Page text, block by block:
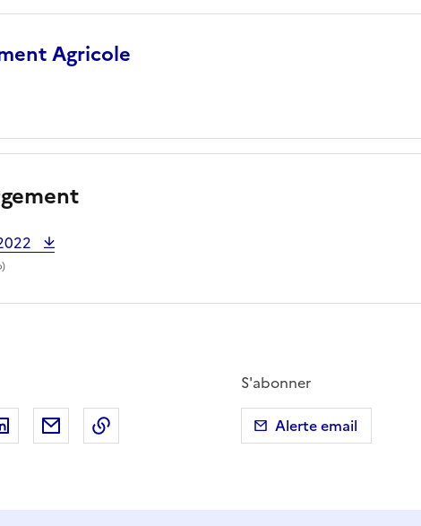
Agricole
sur X (anciennement Twitter)
Partager sur LinkedIn
Partager par emailCopier dans le presse-papier
S'abonner
Alerte email